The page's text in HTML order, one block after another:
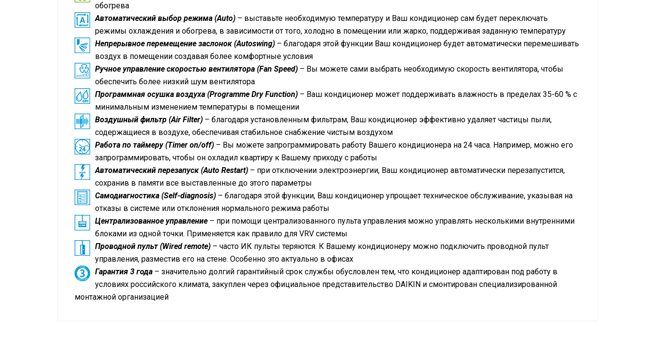
обогрева
Автоматический выбор режима (Auto) – выставьте необходимую температуру и Ваш кондиционер сам будет переключать
режимы охлаждения и обогрева, в зависимости от того, холодно в помещении или жарко, поддерживая заданную температуру
Непрерывное перемещение заслонок (Autoswing) – благодаря этой функции Ваш кондиционер будет автоматически перемешивать
воздух в помещении создавая более комфортные условия
Ручное управление скоростью вентилятора (Fan Speed) – Вы можете сами выбрать необходимую скорость вентилятора, чтобы
обеспечить более низкий шум вентилятора
Программная осушка воздуха (Programme Dry Function) – Ваш кондиционер может поддерживать влажность в пределах 35-60 % с
минимальным изменением температуры в помещении
Воздушный фильтр (Air Filter) – благодаря установленным фильтрам, Ваш кондиционер эффективно удаляет частицы пыли,
содержащиеся в воздухе, обеспечивая стабильное снабжение чистым воздухом
Работа по таймеру (Timer on/off) – Вы можете запрограммировать работу Вашего кондиционера на 24 часа. Например, можно его
запрограммировать, чтобы он охладил квартиру к Вашему приходу с работы
Автоматический перезапуск (Auto Restart) – при отключении электроэнергии, Ваш кондиционер автоматически перезапустится,
сохранив в памяти все выставленные до этого параметры
Самодиагностика (Self-diagnosis) – благодаря этой функции, Ваш кондиционер упрощает техническое обслуживание, указывая на
отказы в системе или отклонения нормального режима работы
Централизованное управление – при помощи централизованного пульта управления можно управлять несколькими внутренними
блоками из одной точки. Применяется как правило для VRV системы
Проводной пульт (Wired remote) – часто ИК пульты теряются. К Вашему кондиционеру можно подключить проводной пульт
управления, разместив его на стене. Особенно это актуально в офисах
Гарантия 3 года – значительно долгий гарантийный срок службы обусловлен тем, что кондиционер адаптирован под работу в
условиях российского климата, закуплен через официальное представительство DAIKIN и смонтирован специализированной
монтажной организацией